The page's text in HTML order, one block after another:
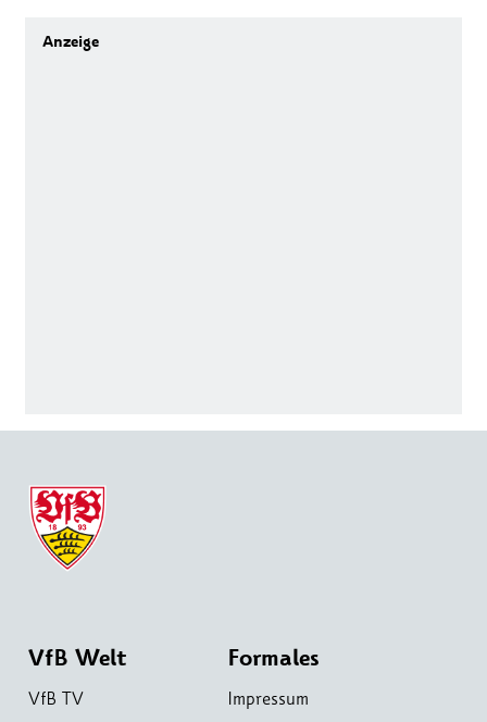
VfB Welt
VfB TV
Formales
Impressum